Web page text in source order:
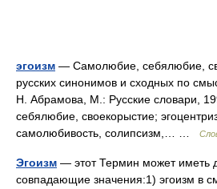
эгоизм — Самолюбие, себялюбие,
русских синонимов и сходных по
Н. Абрамова, М.: Русские словари,
себялюбие, своекорыстие;
самолюбивость, солипсизм,… …
Эгоизм — этот Термин может иметь
совпадающие значения:1) эгоизм в